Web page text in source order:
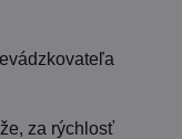
za rýchlosť